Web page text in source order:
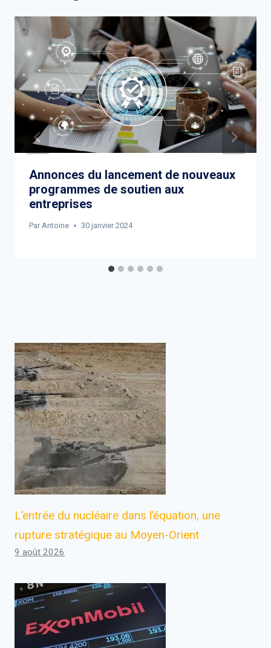
Annonces du lancement de nouveaux
programmes de soutien aux
entreprises
Par Antoine 30 janvier 2024
L’entrée du nucléaire dans l’équation, une
rupture stratégique au Moyen-Orient
9 août 2026